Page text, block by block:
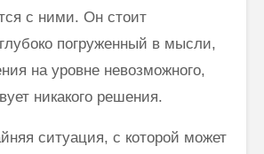
с ними. Он стоит
погруженный в мысли,
на уровне невозможного,
никакого решения.
ситуация, с которой может